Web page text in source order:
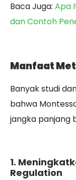
Baca Juga: Apa
dan Contoh
Manfaat
Banyak studi
bahwa
jangka panjang
1.
Regulation